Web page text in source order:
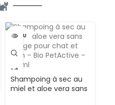
VENDU
Shampoing à sec au
miel et aloe vera sans